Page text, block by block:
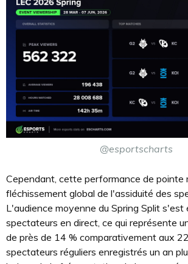
@esportscharts
Cependant, cette performance de pointe
fléchissement global de l'assiduité des
L'audience moyenne du Spring Split
spectateurs en direct, ce qui représente
de près de 14 % comparativement aux
spectateurs réguliers enregistrés un an